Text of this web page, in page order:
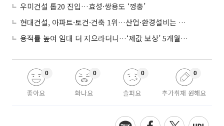
우미건설 톱20 진입…효성·쌍용도 ‘껑충’
현대건설, 아파트·토건·건축 1위…산업·환경설비는 삼성E&A
용적률 높여 임대 더 지으라더니…‘제값 보상’ 5개월째 국회에 발목
좋아요
0
화나요
0
슬퍼요
0
추가취재 원해요
0